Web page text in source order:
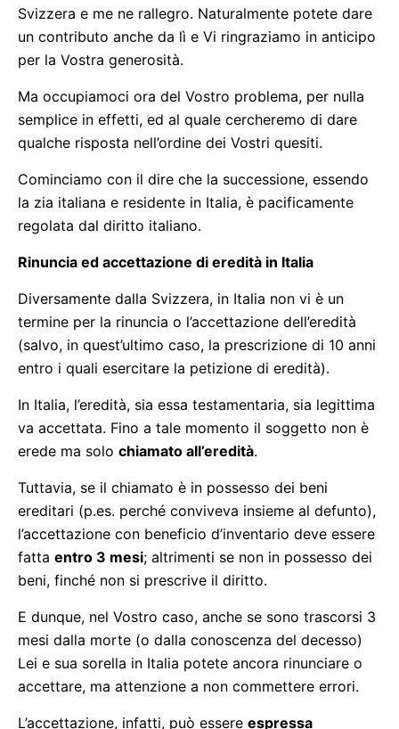
Svizzera e me ne rallegro. Naturalmente potete dare
un contributo anche da lì e Vi ringraziamo in anticipo
per la Vostra generosità.
Ma occupiamoci ora del Vostro problema, per nulla
semplice in effetti, ed al quale cercheremo di dare
qualche risposta nell’ordine dei Vostri quesiti.
Cominciamo con il dire che la successione, essendo
la zia italiana e residente in Italia, è pacificamente
regolata dal diritto italiano.
Rinuncia ed accettazione di eredità in Italia
Diversamente dalla Svizzera, in Italia non vi è un
termine per la rinuncia o l’accettazione dell’eredità
(salvo, in quest’ultimo caso, la prescrizione di 10 anni
entro i quali esercitare la petizione di eredità).
In Italia, l’eredità, sia essa testamentaria, sia legittima
va accettata. Fino a tale momento il soggetto non è
erede ma solo chiamato all’eredità.
Tuttavia, se il chiamato è in possesso dei beni
ereditari (p.es. perché conviveva insieme al defunto),
l’accettazione con beneficio d’inventario deve essere
fatta entro 3 mesi; altrimenti se non in possesso dei
beni, finché non si prescrive il diritto.
E dunque, nel Vostro caso, anche se sono trascorsi 3
mesi dalla morte (o dalla conoscenza del decesso)
Lei e sua sorella in Italia potete ancora rinunciare o
accettare, ma attenzione a non commettere errori.
L’accettazione, infatti, può essere espressa